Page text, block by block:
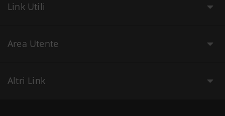
Link Utili
Area Utente
Altri Link